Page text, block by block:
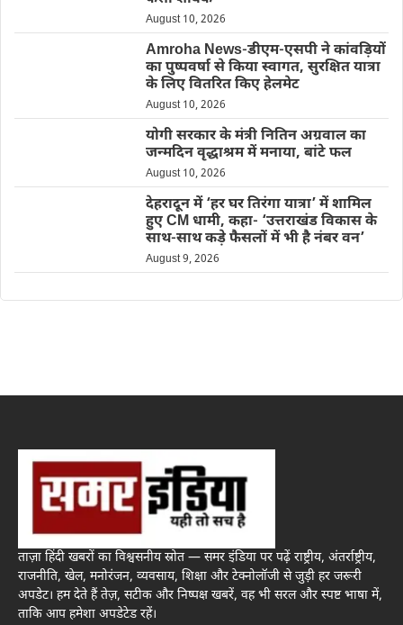
August 10, 2026
Amroha News-डीएम-एसपी ने कांवड़ियों
का पुष्पवर्षा से किया स्वागत, सुरक्षित यात्रा
के लिए वितरित किए हेलमेट
August 10, 2026
योगी सरकार के मंत्री नितिन अग्रवाल का
जन्मदिन वृद्धाश्रम में मनाया, बांटे फल
August 10, 2026
देहरादून में ‘हर घर तिरंगा यात्रा’ में शामिल
हुए CM धामी, कहा- ‘उत्तराखंड विकास के
साथ-साथ कड़े फैसलों में भी है नंबर वन’
August 9, 2026
ताज़ा हिंदी खबरों का विश्वसनीय स्रोत — समर इंडिया पर पढ़ें राष्ट्रीय, अंतर्राष्ट्रीय,
राजनीति, खेल, मनोरंजन, व्यवसाय, शिक्षा और टेक्नोलॉजी से जुड़ी हर जरूरी
अपडेट। हम देते हैं तेज़, सटीक और निष्पक्ष खबरें, वह भी सरल और स्पष्ट भाषा में,
ताकि आप हमेशा अपडेटेड रहें।